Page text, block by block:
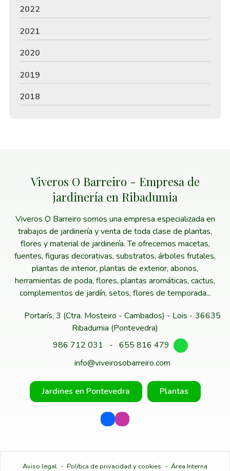
2022
2021
2020
2019
2018
Viveros O Barreiro - Empresa de
jardinería en Ribadumia
Viveros O Barreiro somos una empresa especializada en
trabajos de jardinería y venta de toda clase de plantas,
flores y material de jardinería. Te ofrecemos macetas,
fuentes, figuras decorativas, substratos, árboles frutales,
plantas de interior, plantas de exterior, abonos,
herramientas de poda, flores, plantas aromáticas, cactus,
complementos de jardín, setos, flores de temporada...
Portarís, 3 (Ctra. Mosteiro - Cambados) - Lois - 36635
Ribadumia (Pontevedra)
986 712 031
- 655 816 479
info@viveirosobarreiro.com
Jardines en Pontevedra Plantas
Aviso legal - Política de privacidad y cookies - Área Interna